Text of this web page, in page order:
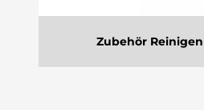
Zubehör